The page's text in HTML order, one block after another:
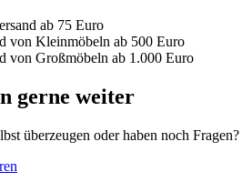
ab 75 Euro
von Kleinmöbeln ab 500 Euro
von Großmöbeln ab 1.000 Euro
gerne weiter
überzeugen oder haben noch Fragen?